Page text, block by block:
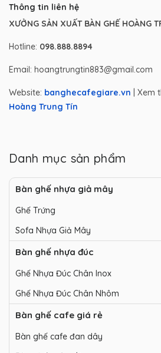
Thông tin liên hệ
XƯỞNG SẢN XUẤT BÀN GHẾ HOÀNG
Hotline: 098.888.8894
Email: hoangtrungtin883@gmail.com
Website: banghecafegiare.vn | Xem
Hoàng Trung Tín
Danh mục sản phẩm
Bàn ghế nhựa giả mây
Ghế Trứng
Sofa Nhựa Giả Mây
Bàn ghế nhựa đúc
Ghế Nhựa Đúc Chân Inox
Ghế Nhựa Đúc Chân Nhôm
Bàn ghế cafe giá rẻ
Bàn ghế cafe đan dây